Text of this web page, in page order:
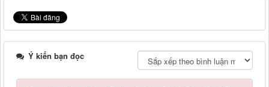
Ý kiến bạn đọc